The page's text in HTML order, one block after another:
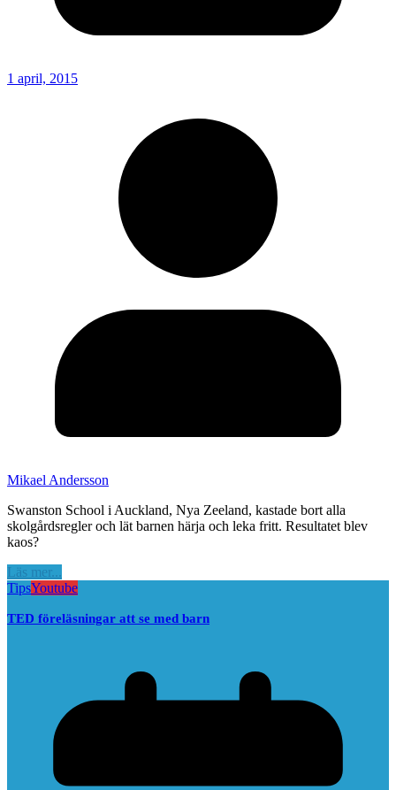
1 april, 2015
Mikael Andersson
Swanston School i Auckland, Nya Zeeland, kastade bort alla
skolgårdsregler och lät barnen härja och leka fritt. Resultatet blev
kaos?
Läs mer...
TipsYoutube
TED föreläsningar att se med barn